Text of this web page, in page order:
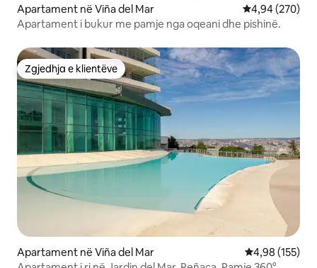
Apartament në Viña del Mar Vlerësimi
4,94 (270)
Apartament i bukur me pamje nga oqeani dhe pishinë.
Zgjedhja e klientëve
Zgjedhja e klientëve
Apartament në Viña del Mar Vlerësimi
4,98 (155)